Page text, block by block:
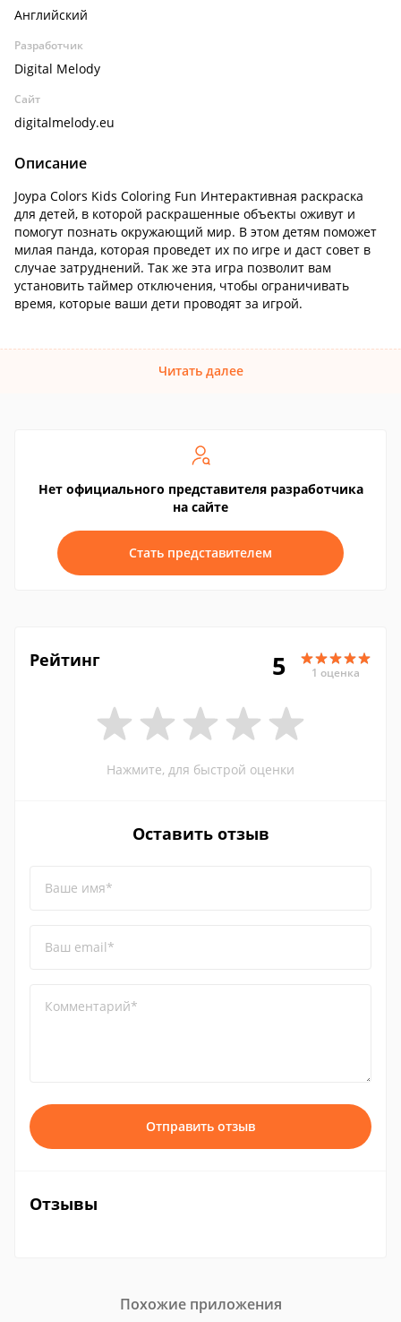
Английский
Разработчик
Digital Melody
Сайт
digitalmelody.eu
Описание
Joypa Colors Kids Coloring Fun Интерактивная раскраска
для детей, в которой раскрашенные объекты оживут и
помогут познать окружающий мир. В этом детям поможет
милая панда, которая проведет их по игре и даст совет в
случае затруднений. Так же эта игра позволит вам
установить таймер отключения, чтобы ограничивать
время, которые ваши дети проводят за игрой.
Читать далее
Нет официального представителя разработчика
на сайте
Стать представителем
Рейтинг 5 1 оценка
Нажмите, для быстрой оценки
Оставить отзыв
Ваше имя*
Ваш email*
Комментарий*
Отправить отзыв
Отзывы
Похожие приложения